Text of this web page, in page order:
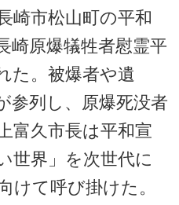
崎市松山町の平和
崎原爆犠牲者慰霊平
た。被爆者や遺
参列し、原爆死没者
富久市長は平和宣
世界」を次世代に
けて呼び掛けた。